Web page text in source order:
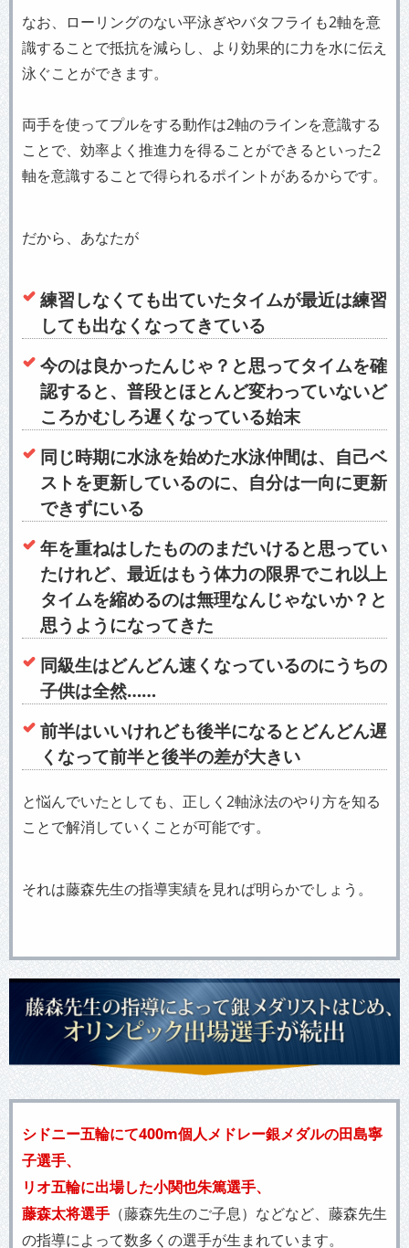
なお、ローリングのない平泳ぎやバタフライも2軸を意
識することで抵抗を減らし、より効果的に力を水に伝え
泳ぐことができます。
両手を使ってプルをする動作は2軸のラインを意識する
ことで、効率よく推進力を得ることができるといった2
軸を意識することで得られるポイントがあるからです。
だから、あなたが
練習しなくても出ていたタイムが最近は練習
しても出なくなってきている
今のは良かったんじゃ？と思ってタイムを確
認すると、普段とほとんど変わっていないど
ころかむしろ遅くなっている始末
同じ時期に水泳を始めた水泳仲間は、自己ベ
ストを更新しているのに、自分は一向に更新
できずにいる
年を重ねはしたもののまだいけると思ってい
たけれど、最近はもう体力の限界でこれ以上
タイムを縮めるのは無理なんじゃないか？と
思うようになってきた
同級生はどんどん速くなっているのにうちの
子供は全然……
前半はいいけれども後半になるとどんどん遅
くなって前半と後半の差が大きい
と悩んでいたとしても、正しく2軸泳法のやり方を知る
ことで解消していくことが可能です。
それは藤森先生の指導実績を見れば明らかでしょう。
シドニー五輪にて400m個人メドレー銀メダルの田島寧
子選手、
リオ五輪に出場した小関也朱篤選手、
藤森太将選手 （藤森先生のご子息）などなど、藤森先生
の指導によって数多くの選手が生まれています。